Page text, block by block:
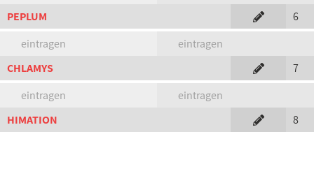
PEPLUM
6
eintragen
eintragen
CHLAMYS
7
eintragen
eintragen
HIMATION
8